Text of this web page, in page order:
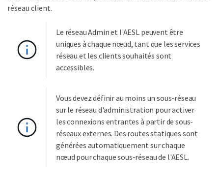
réseau client.
Le réseau Admin et l'AESL peuvent être
uniques à chaque nœud, tant que les services
réseau et les clients souhaités sont
accessibles.
Vous devez définir au moins un sous-réseau
sur le réseau d'administration pour activer
les connexions entrantes à partir de sous-
réseaux externes. Des routes statiques sont
générées automatiquement sur chaque
nœud pour chaque sous-réseau de l'AESL.